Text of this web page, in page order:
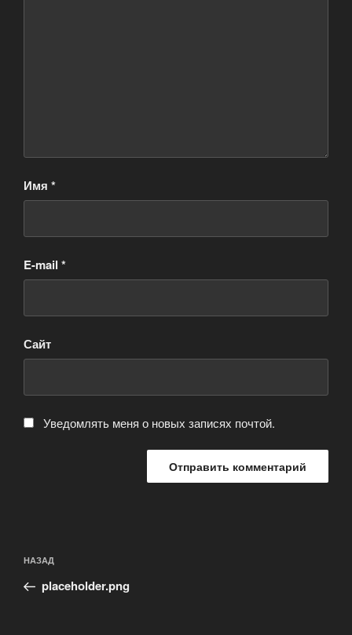
Имя *
E-mail *
Сайт
Уведомлять меня о новых записях почтой.
по
записям
Предыдущая
запись:
НАЗАД
placeholder.png